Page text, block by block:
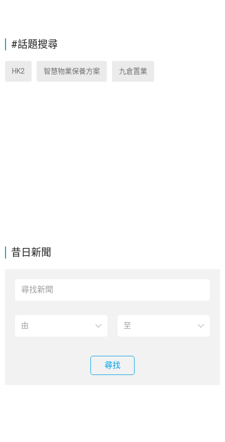
昔日新聞
尋找
#話題搜尋
HK2 智慧物業保養方案 九倉置業